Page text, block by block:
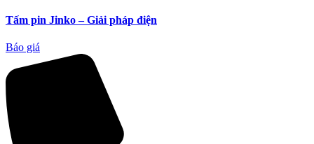
Tấm pin Jinko – Giải pháp điện
Báo giá